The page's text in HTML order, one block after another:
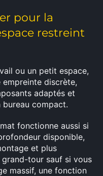
pour la
restreint
ou un petit espace,
discrète,
adaptés et
compact.
fonctionne aussi si
disponible,
et plus
grand-tour sauf si vous
massif, une fonction